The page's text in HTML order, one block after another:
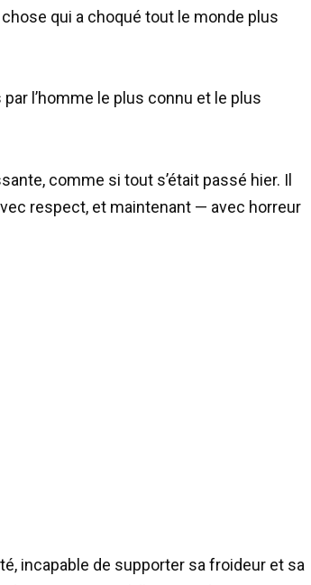
qui a choqué tout le monde plus
l’homme le plus connu et le plus
comme si tout s’était passé hier. Il
respect, et maintenant — avec horreur
incapable de supporter sa froideur et sa